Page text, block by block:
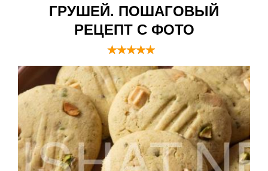
ГРУШЕЙ. ПОШАГОВЫЙ
РЕЦЕПТ С ФОТО